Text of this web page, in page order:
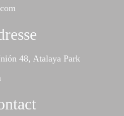
48, Atalaya Park